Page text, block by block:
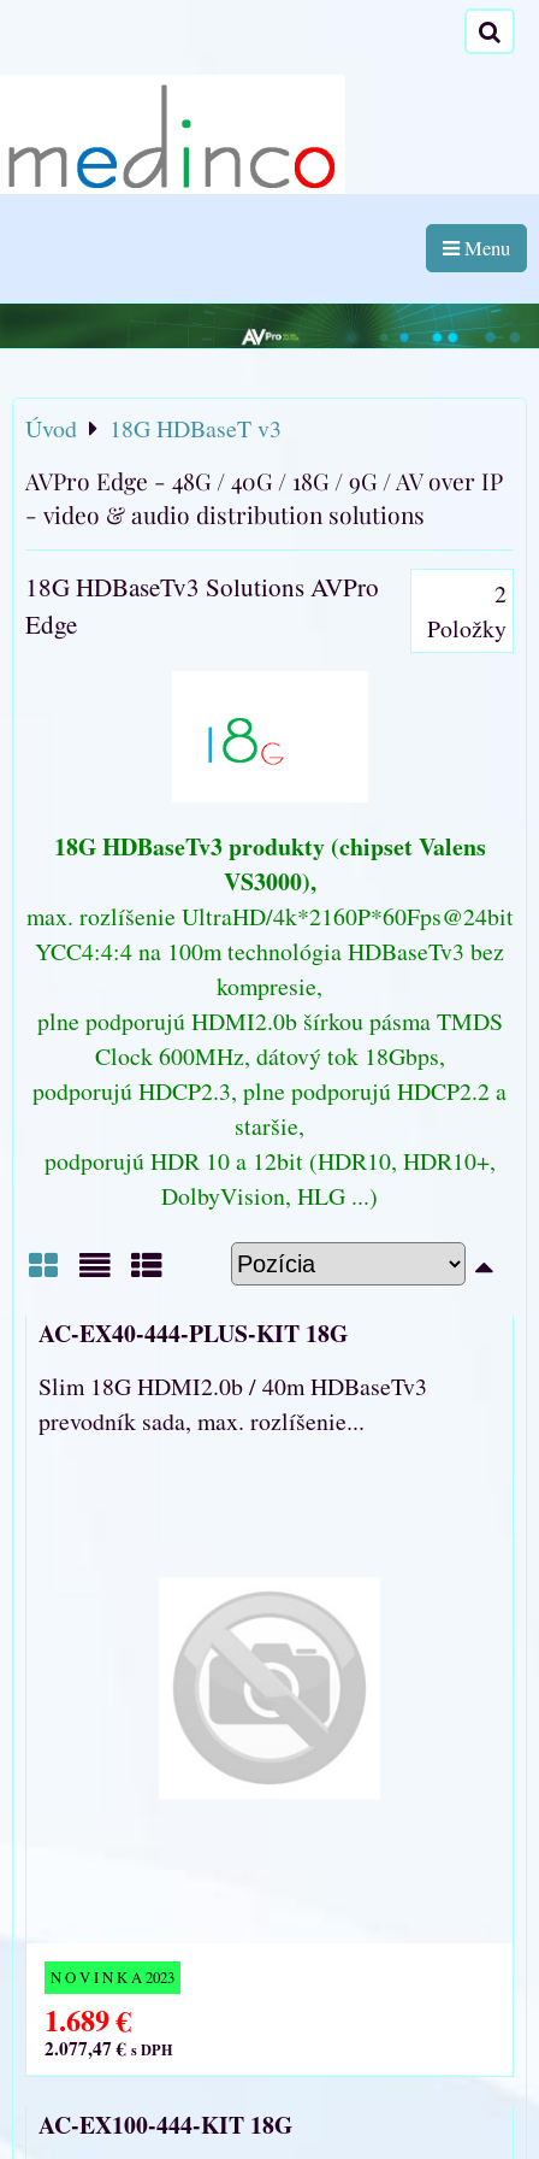
Menu
Úvod 18G HDBaseT v3
AVPro Edge - 48G / 40G / 18G / 9G / AV over IP
- video & audio distribution solutions
18G HDBaseTv3 Solutions AVPro
Edge
2
Položky
18G HDBaseTv3 produkty (chipset Valens
VS3000),
max. rozlíšenie UltraHD/4k*2160P*60Fps@24bit
YCC4:4:4 na 100m technológia HDBaseTv3 bez
kompresie,
plne podporujú HDMI2.0b šírkou pásma TMDS
Clock 600MHz, dátový tok 18Gbps,
podporujú HDCP2.3, plne podporujú HDCP2.2 a
staršie,
podporujú HDR 10 a 12bit (HDR10, HDR10+,
DolbyVision, HLG ...)
Mriežka
AC-EX40-444-PLUS-KIT 18G
Slim 18G HDMI2.0b / 40m HDBaseTv3
prevodník sada, max. rozlíšenie...
N O V I N K A 2023
1.689 €
2.077,47 € s DPH
AC-EX100-444-KIT 18G